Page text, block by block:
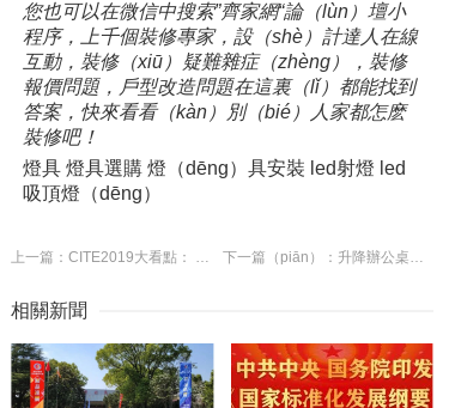
您也可以在微信中搜索”齊家網“論（lùn）壇小
程序，上千個裝修專家，設（shè）計達人在線
互動，裝修（xiū）疑難雜症（zhèng），裝修
報價問題，戶型改造問題在這裏（lǐ）都能找到
答案，快來看看（kàn）別（bié）人家都怎麽
裝修吧！
燈具 燈具選購 燈（dēng）具安裝 led射燈 led
吸頂燈（dēng）
上一篇：CITE2019大看點： 海爾投影智能音箱還能用來彈鋼琴 下一篇（piān）：升降辦公桌與電動升降桌有什麽區別
相關新聞